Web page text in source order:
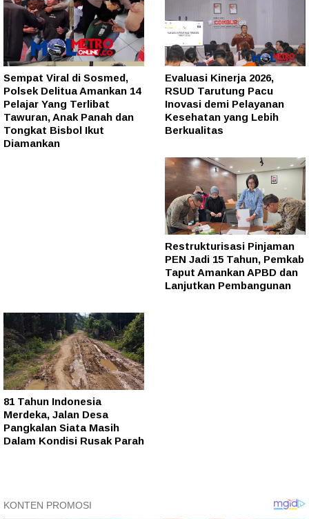
Sempat Viral di Sosmed,
Polsek Delitua Amankan 14
Pelajar Yang Terlibat
Tawuran, Anak Panah dan
Tongkat Bisbol Ikut
Diamankan
Evaluasi Kinerja 2026,
RSUD Tarutung Pacu
Inovasi demi Pelayanan
Kesehatan yang Lebih
Berkualitas
Restrukturisasi Pinjaman
PEN Jadi 15 Tahun, Pemkab
Taput Amankan APBD dan
Lanjutkan Pembangunan
81 Tahun Indonesia
Merdeka, Jalan Desa
Pangkalan Siata Masih
Dalam Kondisi Rusak Parah